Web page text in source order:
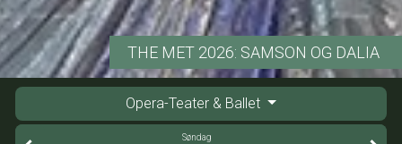
THE MET 2026: SAMSON OG DALIA
Opera-Teater & Ballet
Søndag